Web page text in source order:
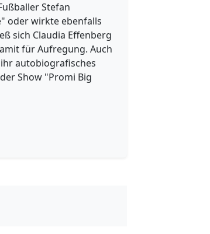
Stefan
oder wirkte ebenfalls
sich Claudia Effenberg
für Aufregung. Auch
autobiografisches
Show "Promi Big